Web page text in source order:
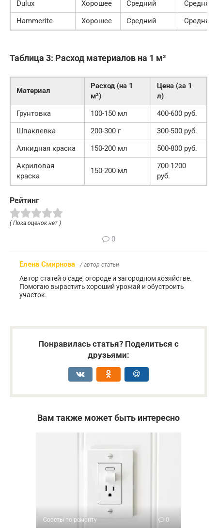
Dulux Хорошее Средний
Средняя
Hammerite
Хорошее Средний Средняя
Таблица 3: Расход материалов на 1 м²
Материал
Расход (на 1
м²)
Цена (за 1
л)
Грунтовка
100-150 мл
400-600 руб.
Шпаклевка
200-300 г
300-500 руб.
Алкидная краска
150-200 мл
500-800 руб.
Акриловая
краска
150-200 мл
700-1200
руб.
Рейтинг
( Пока оценок нет )
0
Елена Смирнова / автор статьи
Автор статей о саде, огороде и загородном хозяйстве.
Помогаю вырастить хороший урожай и обустроить
участок.
Понравилась статья? Поделиться с
друзьями:
Вам также может быть интересно
Советы по ремонту 0